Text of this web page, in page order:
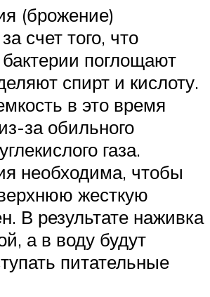
(брожение)
счет того, что
поглощают
спирт и кислоту.
в это время
за обильного
газа.
необходима, чтобы
жесткую
В результате наживка
а в воду будут
питательные